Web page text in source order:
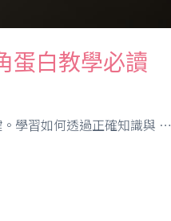
蛋白教學必讀
學習如何透過正確知識與 …